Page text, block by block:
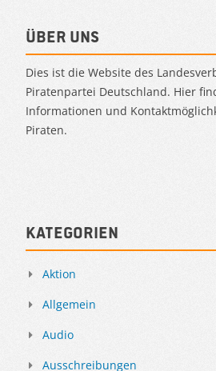
Über uns
Dies ist die Website des
Piratenpartei Deutschland. Hier
Informationen und
Piraten.
Kategorien
Aktion
Allgemein
Audio
Ausschreibungen